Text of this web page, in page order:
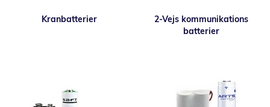
Kranbatterier
2-Vejs kommunikations
batterier